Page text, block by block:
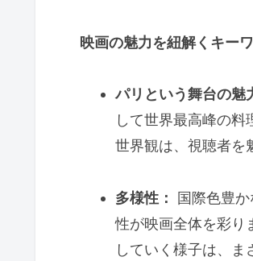
映画の魅力を紐解くキー
パリという舞台の魅
して世界最高峰の
世界観は、視聴者を
多様性：
国際色豊
性が映画全体を彩り
していく様子は、ま